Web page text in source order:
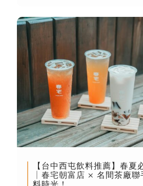
【台中西屯飲料推薦】春夏
│春宅朝富店 × 名間茶廠聯